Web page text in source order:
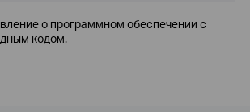
о программном обеспечении с
кодом.